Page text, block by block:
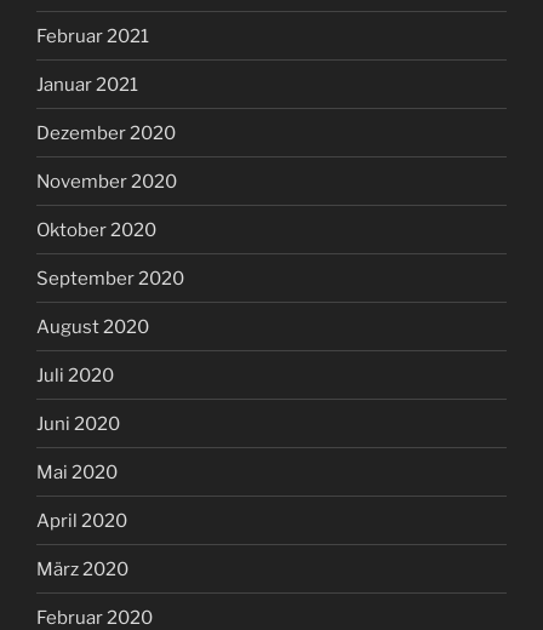
Februar 2021
Januar 2021
Dezember 2020
November 2020
Oktober 2020
September 2020
August 2020
Juli 2020
Juni 2020
Mai 2020
April 2020
März 2020
Februar 2020